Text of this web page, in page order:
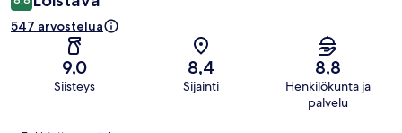
547 arvostelua
9,0
Siisteys
8,4
Sijainti
8,8
Henkilökunta ja
palvelu